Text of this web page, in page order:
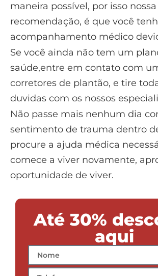
maneira possível, por isso
recomendação, é que você
acompanhamento médico
Se você ainda não tem um
saúde,entre em contato com
corretores de plantão, e tire
duvidas com os nossos
Não passe mais nenhum dia
sentimento de trauma dentro
procure a ajuda médica
comece a viver novamente,
oportunidade de viver.
Até 30%
aqui